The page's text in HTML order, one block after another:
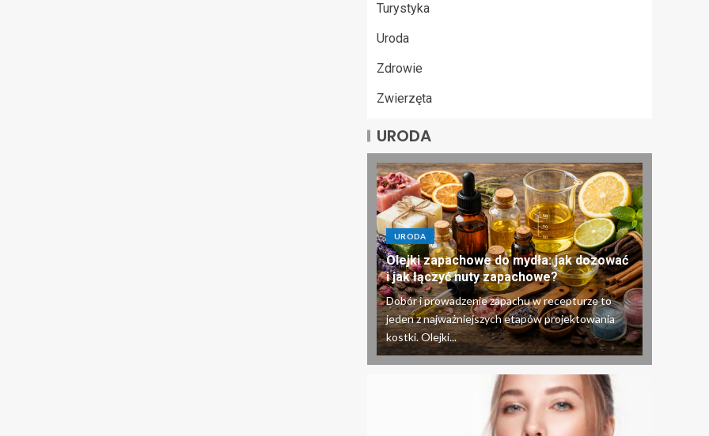
Turystyka
Uroda
Zdrowie
Zwierzęta
URODA
URODA
Olejki zapachowe do mydła: jak dozować
i jak łączyć nuty zapachowe?
Dobór i prowadzenie zapachu w recepturze to
jeden z najważniejszych etapów projektowania
kostki. Olejki...